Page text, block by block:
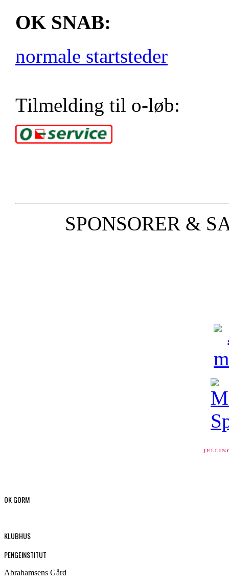
OK SNAB:
normale startsteder
Tilmelding til o-løb:
SPONSORER &
OK GORM
KLUBHUS
PENGEINSTITUT
Abrahamsens Gård